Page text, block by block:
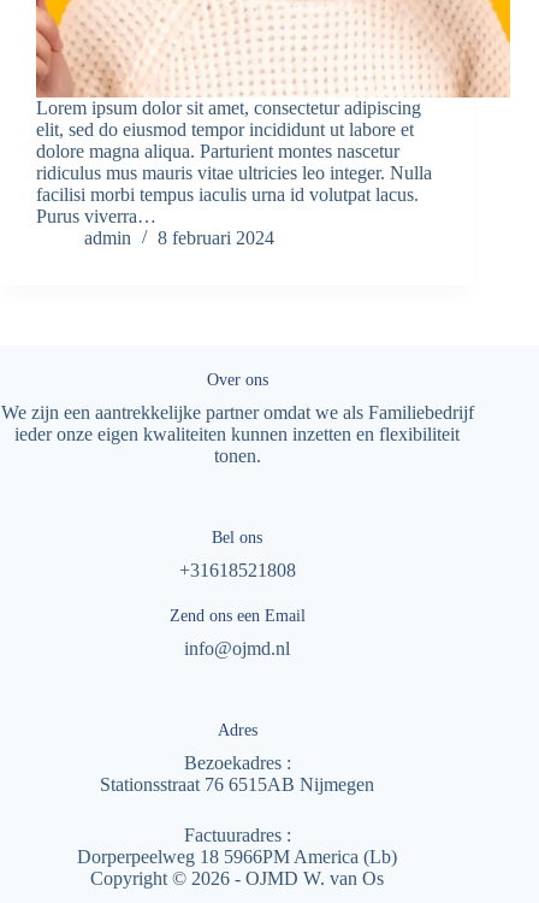
Lorem ipsum dolor sit amet, consectetur adipiscing
elit, sed do eiusmod tempor incididunt ut labore et
dolore magna aliqua. Parturient montes nascetur
ridiculus mus mauris vitae ultricies leo integer. Nulla
facilisi morbi tempus iaculis urna id volutpat lacus.
Purus viverra…
admin
8 februari 2024
Over ons
We zijn een aantrekkelijke partner omdat we als Familiebedrijf
ieder onze eigen kwaliteiten kunnen inzetten en flexibiliteit
tonen.
Bel ons
+31618521808
Zend ons een Email
info@ojmd.nl
Adres
Bezoekadres :
Stationsstraat 76 6515AB Nijmegen
Factuuradres :
Dorperpeelweg 18 5966PM America (Lb)
Copyright © 2026 - OJMD W. van Os